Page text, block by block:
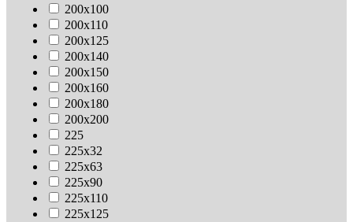
200х100
200х110
200х125
200х140
200х150
200х160
200х180
200х200
225
225х32
225х63
225х90
225х110
225х125